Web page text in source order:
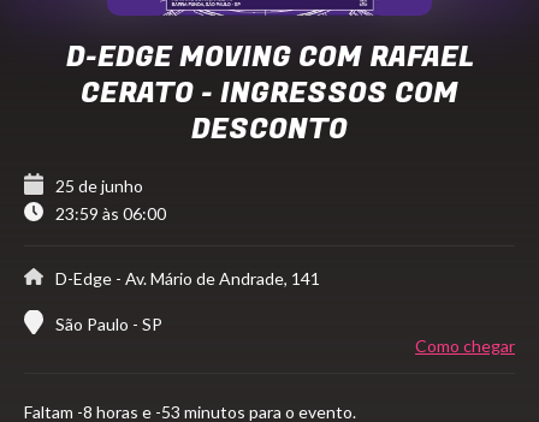
D-EDGE MOVING COM RAFAEL
CERATO - INGRESSOS COM
DESCONTO
25 de junho
23:59 às 06:00
D-Edge - Av. Mário de Andrade, 141
São Paulo - SP
Como chegar
Faltam -8 horas e -53 minutos para o evento.